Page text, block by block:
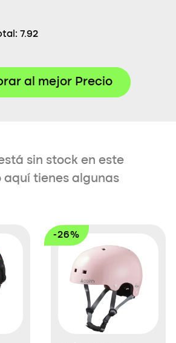
7.92
al mejor Precio
sin stock en este
aquí tienes algunas
-26%